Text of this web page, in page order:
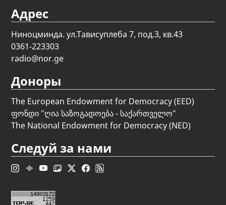
Адрес
Ниноцминда. ул.Тависуплеба 7, под.3, кв.43
0361-223303
radio@nor.ge
Доноры
The European Endowment for Democracy (EED)
ფონდი "ღია საზოგადოება - საქართველო"
The National Endowment for Democracy (NED)
Следуй за нами